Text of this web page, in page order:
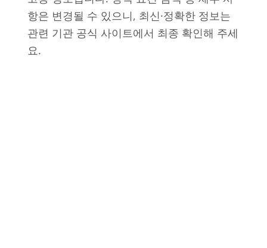
항은 변경될 수 있으니, 최신·정확한 정보는
관련 기관 공식 사이트에서 최종 확인해 주세
요.